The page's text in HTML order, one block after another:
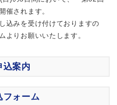
催されます。
込みを受け付けておりますの
よりお願いいたします。
込案内
フォーム